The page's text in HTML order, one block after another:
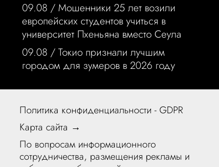
09.08 / Мошенники 25 лет возили
европейских студентов учиться в
университет Пхеньяна вместо Сеула
09.08 / Токио признали лучшим
городом для зумеров в 2026 году
Политика конфиденциальности - GDPR
Карта сайта →
По вопросам информационного
сотрудничества, размещения рекламы и